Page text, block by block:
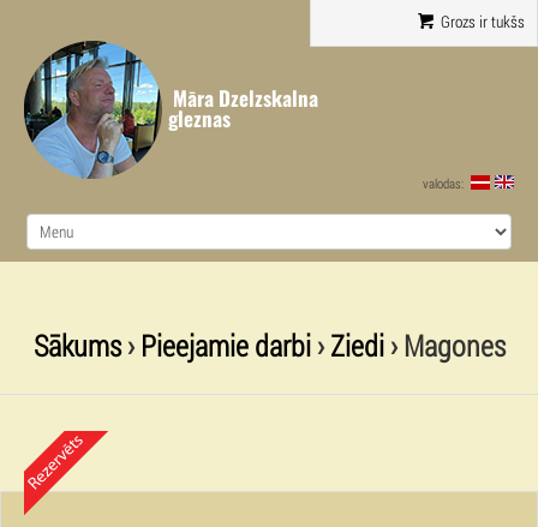
Grozs ir tukšs
Māra Dzelzskalna
gleznas
valodas:
Sākums› Pieejamie darbi›Ziedi› Magones